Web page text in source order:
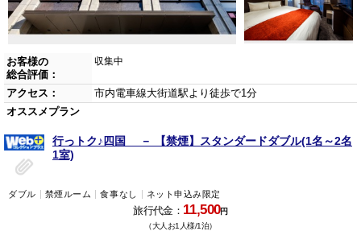
お客様の
総合評価：
収集中
アクセス：
市内電車線大街道駅より徒歩で1分
オススメプラン
行っトク♪四国 － 【禁煙】スタンダードダブル(1名～2名
1室)
ダブル 禁煙ルーム 食事なし ネット申込み限定
旅行代金： 11,500円
（大人お1人様/1泊）